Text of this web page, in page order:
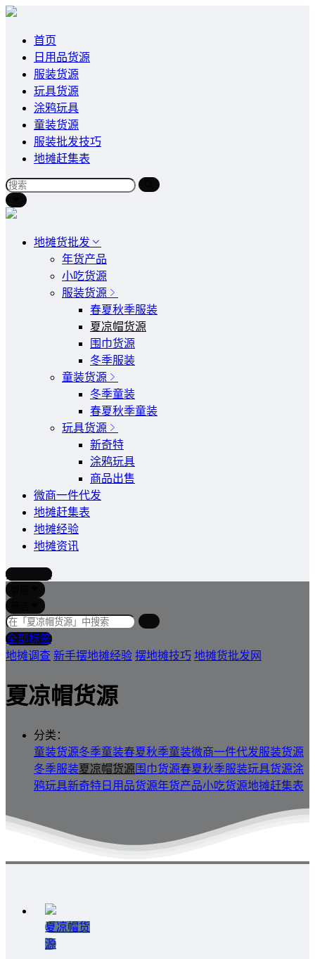
首页
日用品货源
服装货源
玩具货源
涂鸦玩具
童装货源
服装批发技巧
地摊赶集表
地摊货批发
年货产品
小吃货源
服装货源
春夏秋季服装
夏凉帽货源
围巾货源
冬季服装
童装货源
冬季童装
春夏秋季童装
玩具货源
新奇特
涂鸦玩具
商品出售
微商一件代发
地摊赶集表
地摊经验
地摊资讯
写文章
全部标签
地摊调查 新手摆地摊经验 摆地摊技巧 地摊货批发网
夏凉帽货源
分类：
童装货源冬季童装春夏秋季童装微商一件代发服装货源
冬季服装夏凉帽货源 围巾货源春夏秋季服装玩具货源涂
鸦玩具新奇特 日用品货源年货产品小吃货源地摊赶集表
夏凉帽货
源